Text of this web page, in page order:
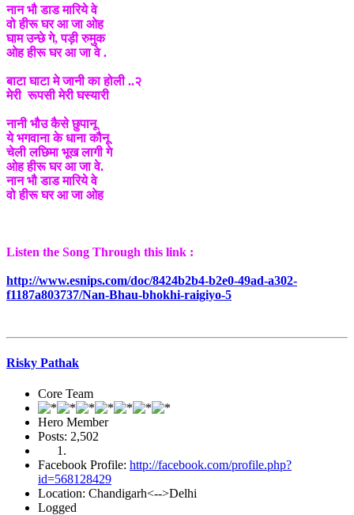
नान भौ डाड मारिये वे
वो हीरू घर आ जा ओह
घाम उन्छे गे, पड़ी रुमुक
ओह हीरू घर आ जा वे .
बाटा घाटा मे जानी का होली ..२
मेरी रूपसी मेरी घस्यारी
नानी भौउ कैसे छुपानू
ये भगवाना के धाना कौनू
चेली लछिमा भूख लागी गे
ओह हीरू घर आ जा वे.
नान भौ डाड मारिये वे
वो हीरू घर आ जा ओह
Listen the Song Through this link :
http://www.esnips.com/doc/8424b2b4-b2e0-49ad-a302-
f1187a803737/Nan-Bhau-bhokhi-raigiyo-5
Risky Pathak
Core Team
Hero Member
Posts: 2,502
Facebook Profile: http://facebook.com/profile.php?
id=568128429
Location: Chandigarh<-->Delhi
Logged